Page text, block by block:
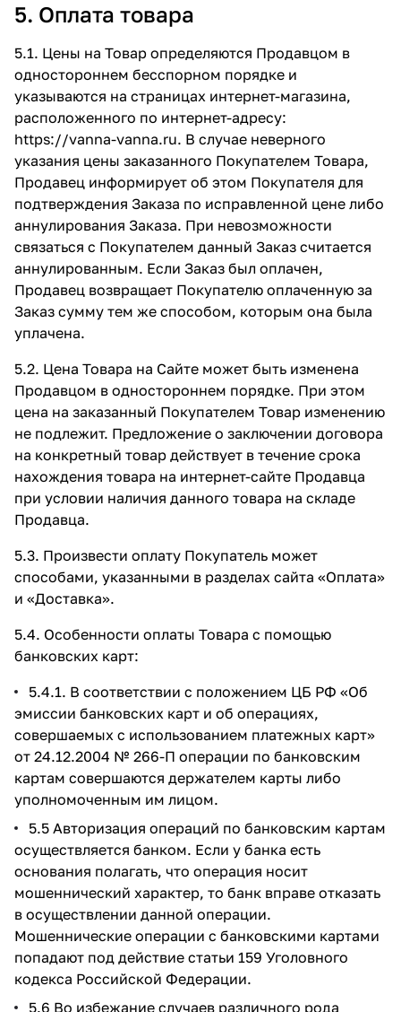
5. Оплата товара
5.1. Цены на Товар определяются Продавцом в
одностороннем бесспорном порядке и
указываются на страницах интернет-магазина,
расположенного по интернет-адресу:
https://vanna-vanna.ru. В случае неверного
указания цены заказанного Покупателем Товара,
Продавец информирует об этом Покупателя для
подтверждения Заказа по исправленной цене либо
аннулирования Заказа. При невозможности
связаться с Покупателем данный Заказ считается
аннулированным. Если Заказ был оплачен,
Продавец возвращает Покупателю оплаченную за
Заказ сумму тем же способом, которым она была
уплачена.
5.2. Цена Товара на Сайте может быть изменена
Продавцом в одностороннем порядке. При этом
цена на заказанный Покупателем Товар изменению
не подлежит. Предложение о заключении договора
на конкретный товар действует в течение срока
нахождения товара на интернет-сайте Продавца
при условии наличия данного товара на складе
Продавца.
5.3. Произвести оплату Покупатель может
способами, указанными в разделах сайта «Оплата»
и «Доставка».
5.4. Особенности оплаты Товара с помощью
банковских карт:
5.4.1. В соответствии с положением ЦБ РФ «Об
эмиссии банковских карт и об операциях,
совершаемых с использованием платежных карт»
от 24.12.2004 № 266-П операции по банковским
картам совершаются держателем карты либо
уполномоченным им лицом.
5.5 Авторизация операций по банковским картам
осуществляется банком. Если у банка есть
основания полагать, что операция носит
мошеннический характер, то банк вправе отказать
в осуществлении данной операции.
Мошеннические операции с банковскими картами
попадают под действие статьи 159 Уголовного
кодекса Российской Федерации.
5.6 Во избежание случаев различного рода